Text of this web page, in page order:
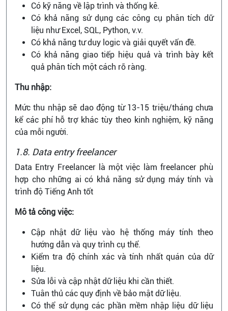
Có kỹ năng về lập trình và thống kê.
Có khả năng sử dụng các công cụ phân tích dữ
liệu như Excel, SQL, Python, v.v.
Có khả năng tư duy logic và giải quyết vấn đề.
Có khả năng giao tiếp hiệu quả và trình bày kết
quả phân tích một cách rõ ràng.
Thu nhập:
Mức thu nhập sẽ dao động từ 13-15 triệu/tháng chưa
kể các phí hỗ trợ khác tùy theo kinh nghiệm, kỹ năng
của mỗi người.
1.8. Data entry freelancer
Data Entry Freelancer là một việc làm freelancer phù
hợp cho những ai có khả năng sử dụng máy tính và
trình độ Tiếng Anh tốt
Mô tả công việc:
Cập nhật dữ liệu vào hệ thống máy tính theo
hướng dẫn và quy trình cụ thể.
Kiểm tra độ chính xác và tính nhất quán của dữ
liệu.
Sửa lỗi và cập nhật dữ liệu khi cần thiết.
Tuân thủ các quy định về bảo mật dữ liệu.
Có thể sử dụng các phần mềm nhập liệu dữ liệu